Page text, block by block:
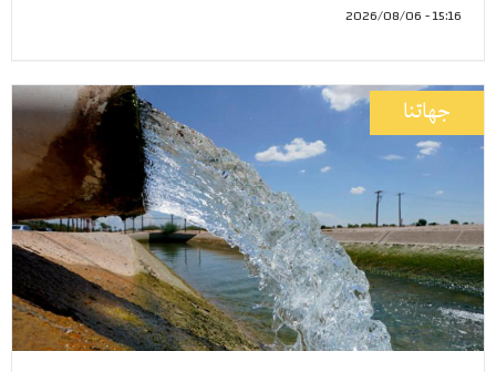
15:16 - 2026/08/06
جهاتنا